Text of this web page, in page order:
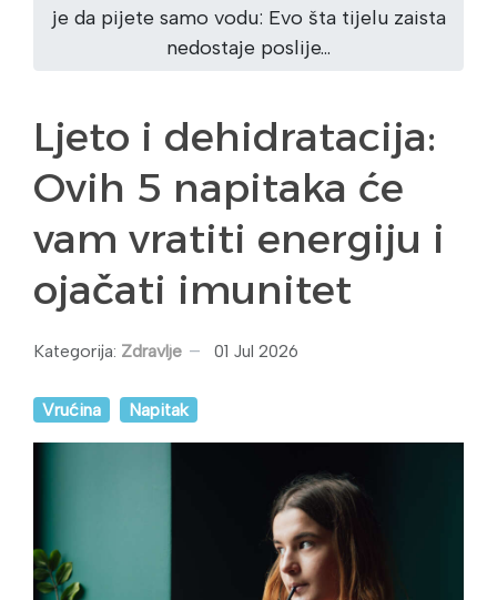
je da pijete samo vodu: Evo šta tijelu zaista
nedostaje poslije...
Ljeto i dehidratacija:
Ovih 5 napitaka će
vam vratiti energiju i
ojačati imunitet
Kategorija: Zdravlje 01 Jul 2026
Vrućina Napitak